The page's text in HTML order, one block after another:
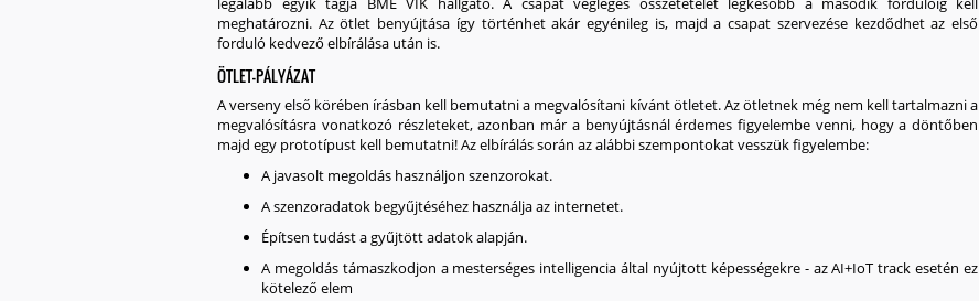
meghatározni. Az ötlet benyújtása így történhet akár egyénileg is, majd a csapat szervezése kezdődhet az első
forduló kedvező elbírálása után is.
ÖTLET-PÁLYÁZAT
A verseny első körében írásban kell bemutatni a megvalósítani kívánt ötletet. Az ötletnek még nem kell tartalmazni a
megvalósításra vonatkozó részleteket, azonban már a benyújtásnál érdemes figyelembe venni, hogy a döntőben
majd egy prototípust kell bemutatni! Az elbírálás során az alábbi szempontokat vesszük figyelembe:
A javasolt megoldás használjon szenzorokat.
A szenzoradatok begyűjtéséhez használja az internetet.
Építsen tudást a gyűjtött adatok alapján.
A megoldás támaszkodjon a mesterséges intelligencia által nyújtott képességekre - az AI+IoT track esetén ez
kötelező elem